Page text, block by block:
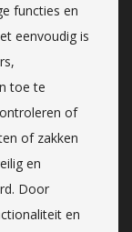
functies en
eenvoudig is
toe te
of
of zakken
en
Door
en